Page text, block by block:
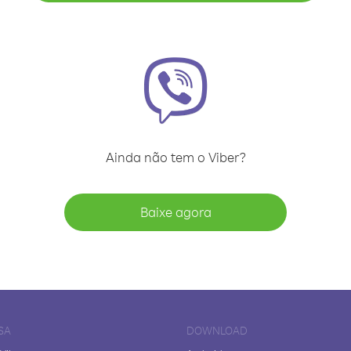
Ainda não tem o Viber?
Baixe agora
DOWNLOAD